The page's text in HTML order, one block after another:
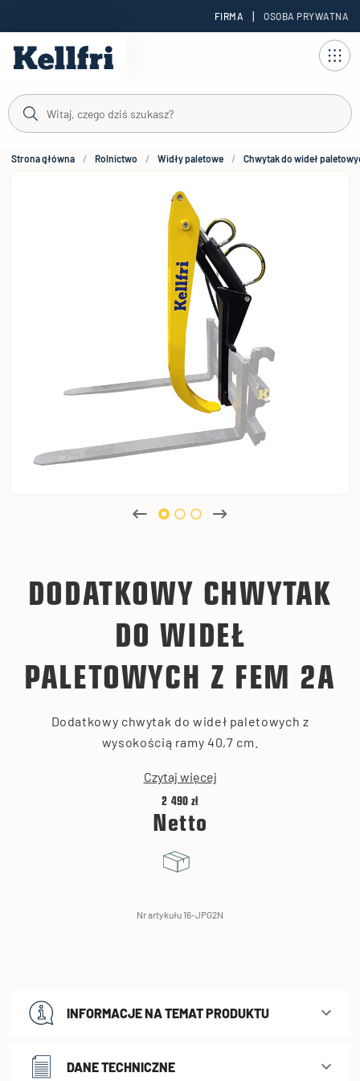
FIRMA | OSOBA PRYWATNA
Strona główna Rolnictwo Widły paletowe Chwytak do wideł
DODATKOWY CHWYTAK
DO WIDEŁ
PALETOWYCH Z FEM 2A
Dodatkowy chwytak do wideł paletowych z
wysokością ramy 40,7 cm.
Czytaj więcej
2 490 zł
Netto
Nr artykułu 16-JPG2N
INFORMACJE NA TEMAT PRODUKTU
DANE TECHNICZNE